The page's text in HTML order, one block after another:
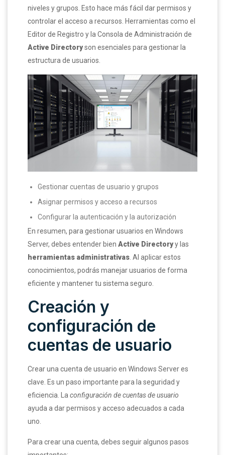
niveles y grupos. Esto hace más fácil dar permisos y
controlar el acceso a recursos. Herramientas como el
Editor de Registro y la Consola de Administración de
Active Directoryson esenciales para gestionar la
estructura de usuarios.
Gestionar cuentas de usuario y grupos
Asignar permisos y acceso a recursos
Configurar la autenticación y la autorización
En resumen, para gestionar usuarios en Windows
Server, debes entender bien Active Directoryy las
herramientas administrativas. Al aplicar estos
conocimientos, podrás manejar usuarios de forma
eficiente y mantener tu sistema seguro.
Creación y
configuración de
cuentas de usuario
Crear una cuenta de usuario en Windows Server es
clave. Es un paso importante para la seguridad y
eficiencia. Laconfiguración de cuentas de usuario
ayuda a dar permisos y acceso adecuados a cada
uno.
Para crear una cuenta, debes seguir algunos pasos